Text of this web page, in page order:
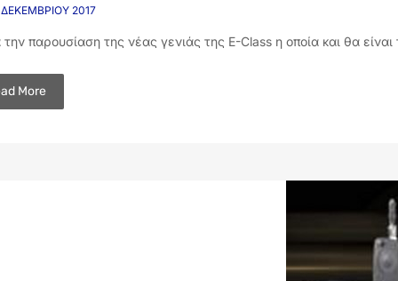
ΔΕΚΕΜΒΡΊΟΥ 2017
παρουσίαση της νέας γενιάς της E-Class η οποία και θα
More